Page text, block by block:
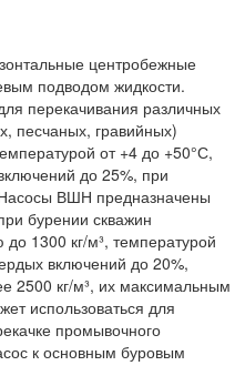
центробежные
подводом жидкости.
перекачивания различных
песчаных, гравийных)
от +4 до +50°С,
до 25%, при
ВШН предназначены
бурении скважин
1300 кг/м³, температурой
включений до 20%,
2500 кг/м³, их максимальным
использоваться для
промывочного
к основным буровым